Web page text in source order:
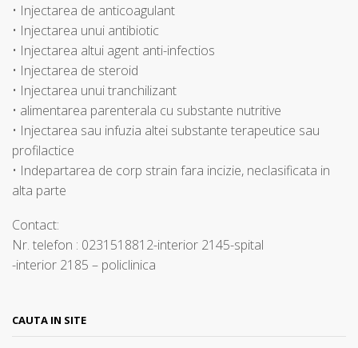
• Injectarea de anticoagulant
• Injectarea unui antibiotic
• Injectarea altui agent anti-infectios
• Injectarea de steroid
• Injectarea unui tranchilizant
• alimentarea parenterala cu substante nutritive
• Injectarea sau infuzia altei substante terapeutice sau
profilactice
• Indepartarea de corp strain fara incizie, neclasificata in
alta parte
Contact:
Nr. telefon : 0231518812-interior 2145-spital
-interior 2185 – policlinica
CAUTA IN SITE